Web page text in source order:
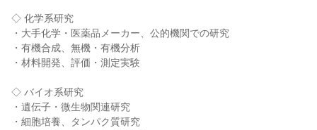
◇ 化学系研究
・大手化学・医薬品メーカー、公的機関での研究
・有機合成、無機・有機分析
・材料開発、評価・測定実験
◇ バイオ系研究
・遺伝子・微生物関連研究
・細胞培養、タンパク質研究